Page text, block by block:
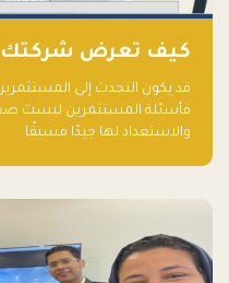
كيف تعرض شركتك
قد يكون التحدث إلى
فأسئلة المستثمرين ليست
والاستعداد لها جيدًا مسبقًا